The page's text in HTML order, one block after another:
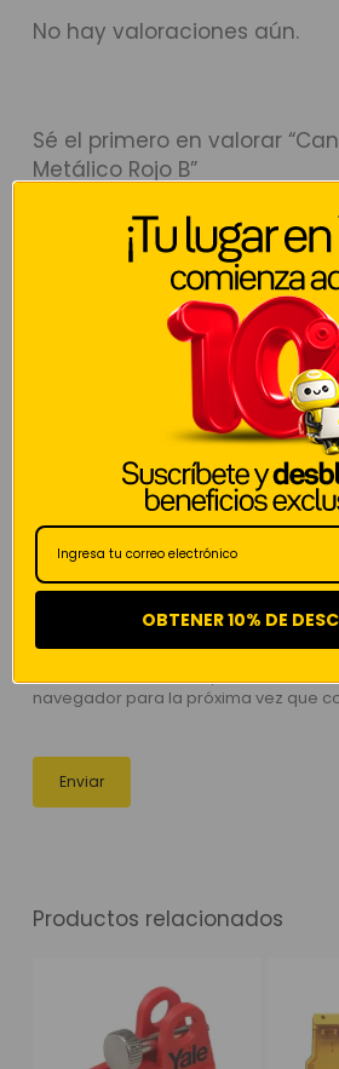
No hay valoraciones aún.
Sé el primero en valorar
Metálico Rojo B”
campos obligatorios están
Correo electrónico*
Guarda mi nombre, correo
navegador para la próxima vez que
Productos relacionados
OBTENER 10% DE